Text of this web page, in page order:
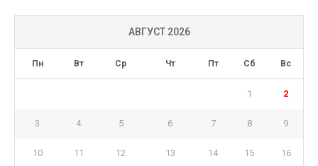
АВГУСТ 2026
Пн Вт Ср Чт Пт Сб Вс
1 2
3 4 5 6 7 8 9
10 11 12 13 14 15 16